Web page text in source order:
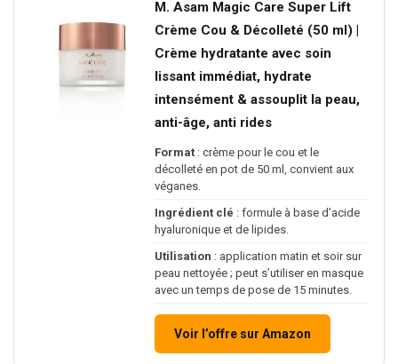
M. Asam Magic Care Super Lift
Crème Cou & Décolleté (50 ml) |
Crème hydratante avec soin
lissant immédiat, hydrate
intensément & assouplit la peau,
anti-âge, anti rides
Format : crème pour le cou et le
décolleté en pot de 50 ml, convient aux
véganes.
Ingrédient clé : formule à base d’acide
hyaluronique et de lipides.
Utilisation : application matin et soir sur
peau nettoyée ; peut s’utiliser en masque
avec un temps de pose de 15 minutes.
Voir l’offre sur Amazon